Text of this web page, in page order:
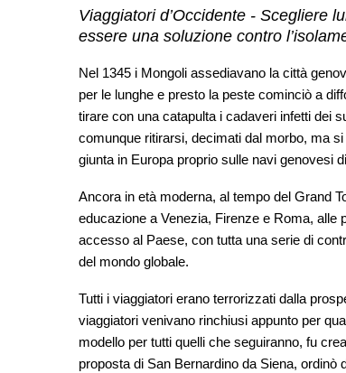
Viaggiatori d’Occidente - Scegliere
essere una soluzione contro
Nel 1345 i Mongoli assediavano la città
per le lunghe e presto la peste cominciò a
tirare con una catapulta i cadaveri infetti dei
comunque ritirarsi, decimati dal morbo, ma
giunta in Europa proprio sulle navi genovesi
Ancora in età moderna, al tempo del Grand
educazione a Venezia, Firenze e Roma, alle
accesso al Paese, con tutta una serie di
del mondo globale.
Tutti i viaggiatori erano terrorizzati dalla
viaggiatori venivano rinchiusi appunto per
modello per tutti quelli che seguiranno, fu
proposta di San Bernardino da Siena,